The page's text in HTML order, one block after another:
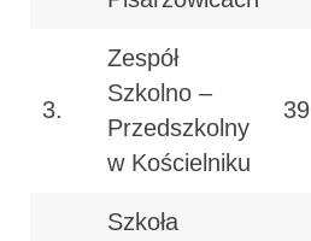
3.
Zespół
Szkolno –
Przedszkolny
w Kościelniku
39
Szkoła